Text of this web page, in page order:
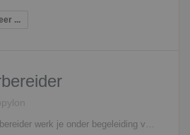
...